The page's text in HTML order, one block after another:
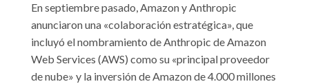
En septiembre pasado, Amazon y Anthropic
anunciaron una «colaboración estratégica», que
incluyó el nombramiento de Anthropic de Amazon
Web Services (AWS) como su «principal proveedor
de nube» y la inversión de Amazon de 4.000 millones